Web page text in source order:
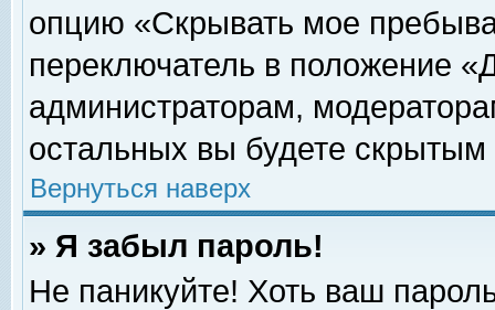
опцию «Скрывать мое
переключатель в положение
администраторам,
остальных вы будете скрытым
Вернуться наверх
» Я забыл пароль!
Не паникуйте! Хоть ваш